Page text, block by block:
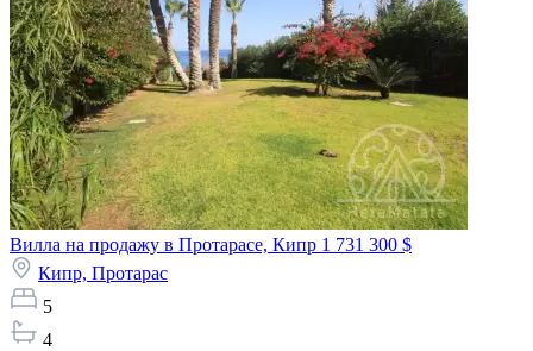
Вилла на продажу в Протарасе, Кипр 1 731 300 $
Кипр, Протарас
5
4